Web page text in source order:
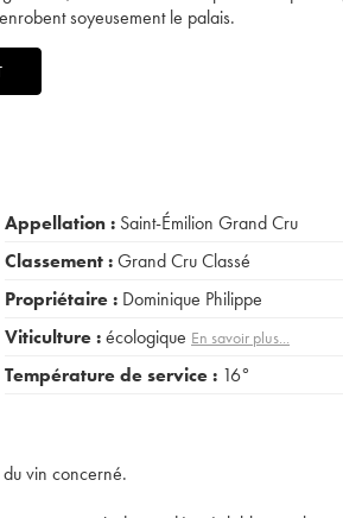
soyeusement le palais.
Appellation : Saint-Émilion Grand Cru
Classement :Grand Cru Classé
Propriétaire : Dominique Philippe
Viticulture :écologique En savoir plus...
Température de service : 16°
du vin concerné.